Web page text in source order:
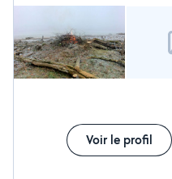
Voir le profil